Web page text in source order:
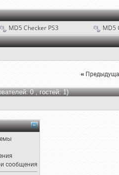
MD5 Checker PS3 MD5
«
0 , гостей: 1)
сообщения